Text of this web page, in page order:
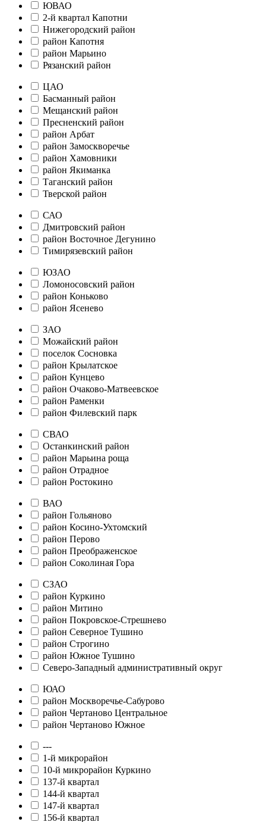
ЮВАО
2-й квартал Капотни
Нижегородский район
район Капотня
район Марьино
Рязанский район
ЦАО
Басманный район
Мещанский район
Пресненский район
район Арбат
район Замоскворечье
район Хамовники
район Якиманка
Таганский район
Тверской район
САО
Дмитровский район
район Восточное Дегунино
Тимирязевский район
ЮЗАО
Ломоносовский район
район Коньково
район Ясенево
ЗАО
Можайский район
поселок Сосновка
район Крылатское
район Кунцево
район Очаково-Матвеевское
район Раменки
район Филевский парк
СВАО
Останкинский район
район Марьина роща
район Отрадное
район Ростокино
ВАО
район Гольяново
район Косино-Ухтомский
район Перово
район Преображенское
район Соколиная Гора
СЗАО
район Куркино
район Митино
район Покровское-Стрешнево
район Северное Тушино
район Строгино
район Южное Тушино
Северо-Западный административный округ
ЮАО
район Москворечье-Сабурово
район Чертаново Центральное
район Чертаново Южное
---
1-й микрорайон
10-й микрорайон Куркино
137-й квартал
144-й квартал
147-й квартал
156-й квартал